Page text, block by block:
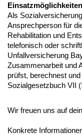
Als
Ansprechperson für
Rehabilitation und
telefonisch oder
Unfallversicherung
Zusammenarbeit und
prüfst, berechnest
Sozialgesetzbuch VII
Wir freuen uns auf
Konkrete